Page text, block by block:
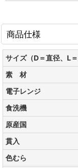
商品仕様
サイズ（D＝直径、L
素 材
電子レンジ
食洗機
原産国
貫入
色むら